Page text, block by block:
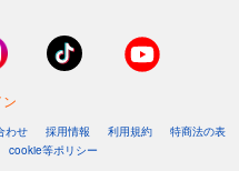
ン
わせ 採用情報 利用規約
特商法の表
cookie等ポリシー